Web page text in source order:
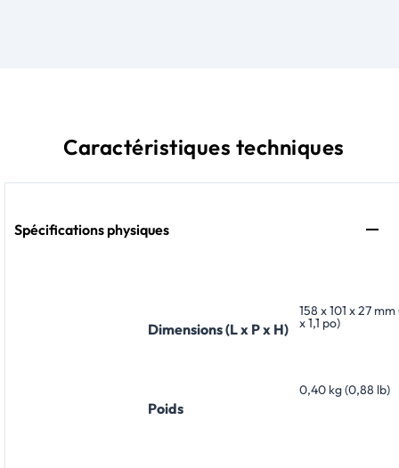
Caractéristiques techniques
Spécifications physiques
Dimensions (L x P x H)
158 x 101 x 27
x 1,1 po)
Poids
0,40 kg (0,88 lb)